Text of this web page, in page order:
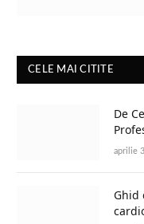
CELE MAI CITITE
De
aprilie
Ghid